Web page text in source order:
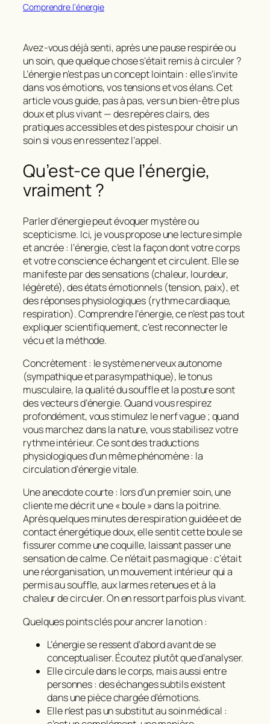
Comprendre l’énergie
Avez‑vous déjà senti, après une pause respirée ou
un soin, quequelque choses’était remis à circuler ?
L’énergien’est pas un concept lointain : elle s’invite
dans vos émotions, vos tensions et vos élans. Cet
article vous guide, pas à pas, vers unbien‑êtreplus
doux et plus vivant — des repères clairs, des
pratiques accessibles et des pistes pour choisir un
soin si vous en ressentez l’appel.
Qu’est‑ce que l’énergie,
vraiment ?
Parler d’énergiepeut évoquer mystère ou
scepticisme. Ici, je vous propose une lecture simple
et ancrée : l’énergie, c’est la façon dont votre corps
et votre conscience échangent et circulent. Elle se
manifeste par des sensations (chaleur, lourdeur,
légèreté), des états émotionnels (tension, paix), et
des réponses physiologiques (rythme cardiaque,
respiration).Comprendre l’énergie, ce n’est pas tout
expliquer scientifiquement, c’est reconnecter le
vécu et la méthode.
Concrètement : le système nerveux autonome
(sympathique et parasympathique), le tonus
musculaire, la qualité du souffle et la posture sont
des vecteurs d’énergie. Quand vous respirez
profondément, vous stimulez le nerf vague ; quand
vous marchez dans la nature, vous stabilisez votre
rythme intérieur. Ce sont des traductions
physiologiques d’un même phénomène : la
circulation d’énergie vitale.
Une anecdote courte : lors d’un premier soin, une
cliente me décrit une « boule » dans la poitrine.
Après quelques minutes de respiration guidée et de
contact énergétique doux, elle sentit cette boule se
fissurer comme une coquille, laissant passer une
sensation de calme. Ce n’était pas magique : c’était
une réorganisation, un mouvement intérieur qui a
permis au souffle, aux larmes retenues et à la
chaleur de circuler. On en ressort parfois plus vivant.
Quelques points clés pour ancrer la notion :
L’énergie se ressent d’abord avant de se
conceptualiser. Écoutez plutôt que d’analyser.
Elle circule dans le corps, mais aussi entre
personnes : des échanges subtils existent
dans une pièce chargée d’émotions.
Elle n’est pas un substitut au soin médical :